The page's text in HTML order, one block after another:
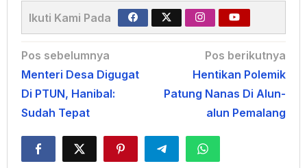
Ikuti Kami Pada
Navigasi
pos
Pos sebelumnya
Menteri Desa Digugat
Di PTUN, Hanibal:
Sudah Tepat
Pos berikutnya
Hentikan Polemik
Patung Nanas Di Alun-
alun Pemalang